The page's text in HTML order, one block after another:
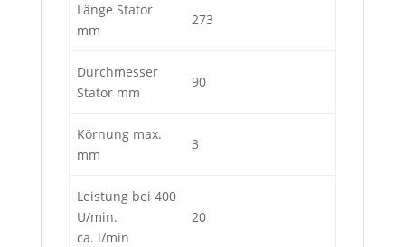
Länge Stator
mm
273
Durchmesser
Stator mm
90
Körnung max.
mm
3
Leistung bei 400
U/min.
ca. l/min
20